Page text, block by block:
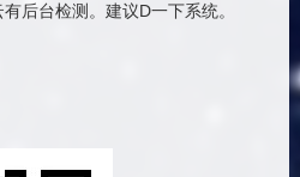
后台检测。建议D一下系统。